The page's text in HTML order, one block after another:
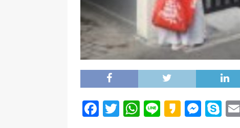
F
T
W L
K M S